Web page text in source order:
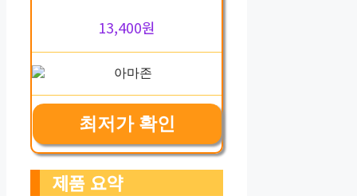
13,400원
최저가 확인
제품 요약